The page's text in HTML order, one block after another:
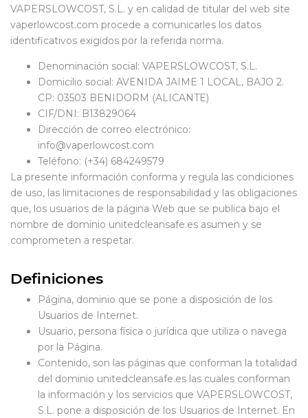
VAPERSLOWCOST, S.L. y en calidad de titular del web site
vaperlowcost.com procede a comunicarles los datos
identificativos exigidos por la referida norma.
Denominación social: VAPERSLOWCOST, S.L.
Domicilio social: AVENIDA JAIME 1 LOCAL, BAJO 2.
CP: 03503 BENIDORM (ALICANTE)
CIF/DNI: B13829064
Dirección de correo electrónico:
info@vaperlowcost.com
Teléfono: (+34) 684249579
La presente información conforma y regula las condiciones
de uso, las limitaciones de responsabilidad y las obligaciones
que, los usuarios de la página Web que se publica bajo el
nombre de dominio unitedcleansafe.es asumen y se
comprometen a respetar.
Definiciones
Página, dominio que se pone a disposición de los
Usuarios de Internet.
Usuario, persona física o jurídica que utiliza o navega
por la Página.
Contenido, son las páginas que conforman la totalidad
del dominio unitedcleansafe.es las cuales conforman
la información y los servicios que VAPERSLOWCOST,
S.L. pone a disposición de los Usuarios de Internet. En